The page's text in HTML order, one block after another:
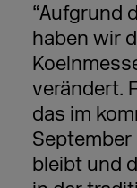
“Aufgrund
haben wir
verändert.
das im
bleibt und